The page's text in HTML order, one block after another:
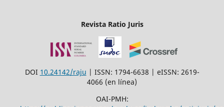
Revista Ratio Juris
DOI 10.24142/raju | ISSN: 1794-6638 | eISSN: 2619-
4066 (en línea)
OAI-PMH: